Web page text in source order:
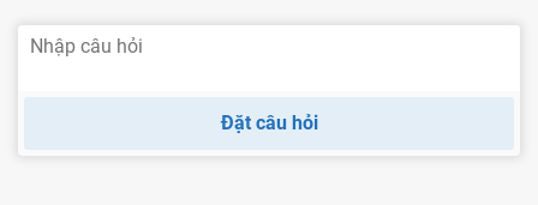
Đặt câu hỏi